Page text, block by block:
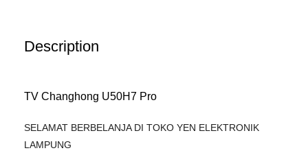
Description
TV Changhong U50H7 Pro
SELAMAT BERBELANJA DI TOKO YEN ELEKTRONIK
LAMPUNG